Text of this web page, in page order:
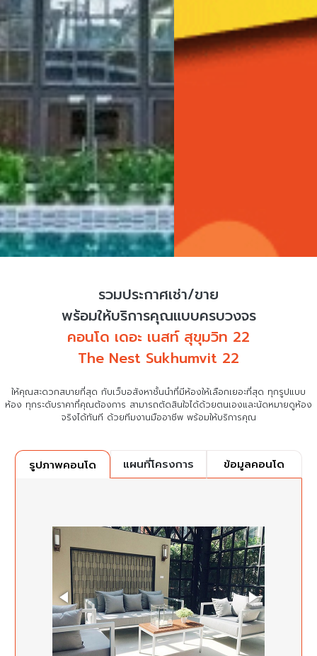
รวมประกาศเช่า/ขาย
พร้อมให้บริการคุณแบบครบวงจร
คอนโด เดอะ เนสท์ สุขุมวิท 22
The Nest Sukhumvit 22
ให้คุณสะดวกสบายที่สุด กับเว็บอสังหาชั้นนำที่มีห้องให้เลือกเยอะที่สุด ทุกรูปแบบ
ห้อง ทุกระดับราคาที่คุณต้องการ สามารถตัดสินใจได้ด้วยตนเองและนัดหมายดูห้อง
จริงได้ทันที ด้วยทีมงานมืออาชีพ พร้อมให้บริการคุณ
รูปภาพคอนโด แผนที่โครงการ ข้อมูลคอนโด